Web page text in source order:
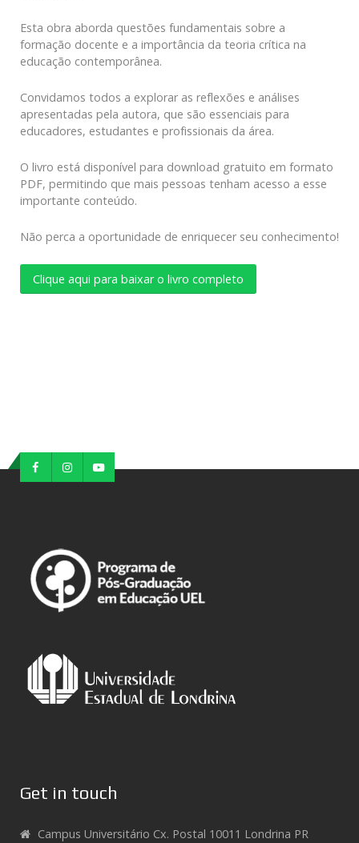
Esta obra aborda questões fundamentais sobre a
formação docente e a importância da teoria crítica na
educação contemporânea.
Convidamos todos a explorar as reflexões e análises
apresentadas pela autora, que são essenciais para
educadores, estudantes e profissionais da área.
O livro está disponível para download gratuito em formato
PDF, permitindo que mais pessoas tenham acesso a esse
importante conteúdo.
Não perca a oportunidade de enriquecer seu conhecimento!
Clique aqui para baixar o livro completo
Get in touch
Campus Universitário Cx. Postal 10011 Londrina PR